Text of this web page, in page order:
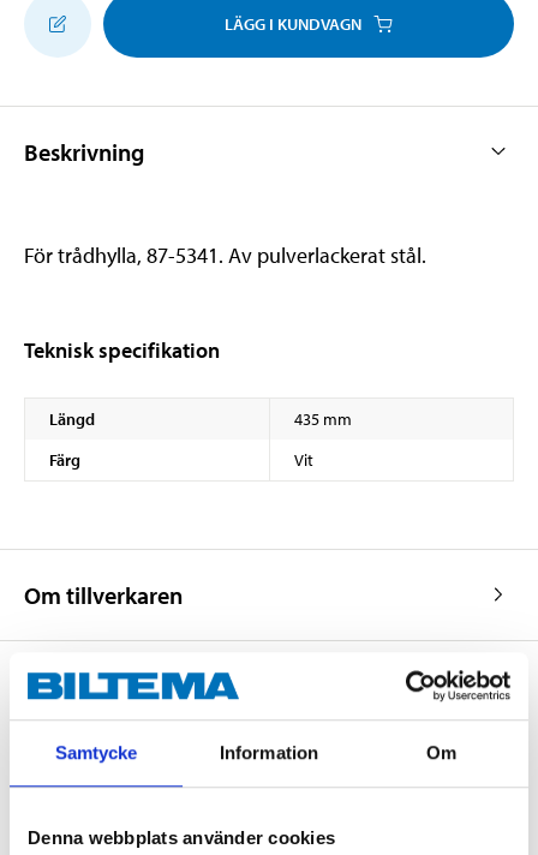
Samtycke Information Om
Denna webbplats använder cookies
LÄGG I KUNDVAGN
Beskrivning
För trådhylla, 87-5341. Av pulverlackerat stål.
Teknisk specifikation
Längd
435 mm
Färg
Vit
Om tillverkaren
tjänsten och våra villkor.
LÄS MER